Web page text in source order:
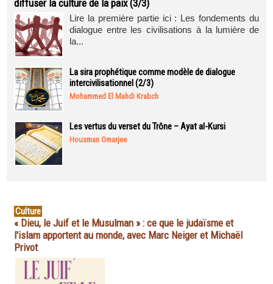
diffuser la culture de la paix (3/3)
Lire la première partie ici : Les fondements du
dialogue entre les civilisations à la lumière de
la...
La sira prophétique comme modèle de dialogue
intercivilisationnel (2/3)
Mohammed El Mahdi Krabch
Les vertus du verset du Trône – Ayat al-Kursi
Housman Omarjee
Culture
« Dieu, le Juif et le Musulman » : ce que le judaïsme et
l'islam apportent au monde, avec Marc Neiger et Michaël
Privot